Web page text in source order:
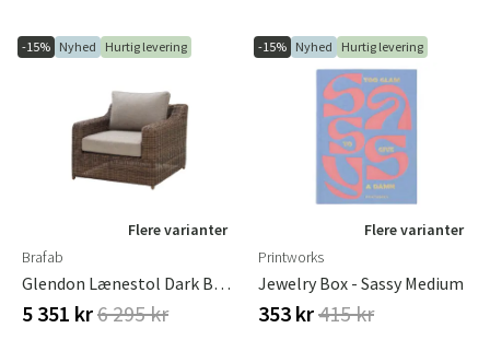
-15% Nyhed Hurtig levering
Flere varianter
Brafab
Glendon Lænestol Dark Brown / Soft Moose
5 351 kr6 295 kr
-15% Nyhed Hurtig levering
Flere varianter
Printworks
Jewelry Box - Sassy Medium
353 kr415 kr